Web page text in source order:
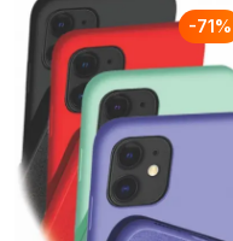
-71%